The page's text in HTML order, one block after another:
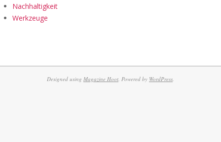
Nachhaltigkeit
Werkzeuge
Designed using Magazine Hoot. Powered by WordPress.